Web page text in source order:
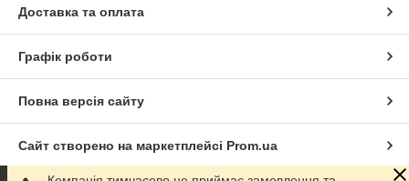
Доставка та оплата
Графік роботи
Повна версія сайту
Сайт створено на маркетплейсі Prom.ua